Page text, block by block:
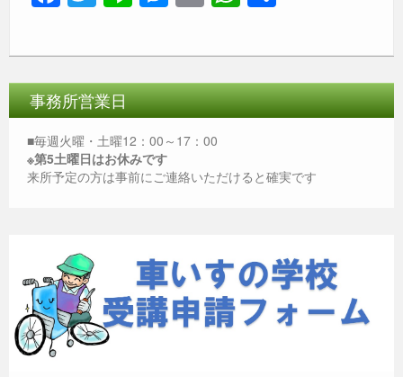
c
e
b
o
o
k
tt
er
e ss
e
n
g
er
ailat
s
A
p
事務所営業日
■毎週火曜・土曜12：00～17：00
※第5土曜日はお休みです
来所予定の方は事前にご連絡いただけると確実です